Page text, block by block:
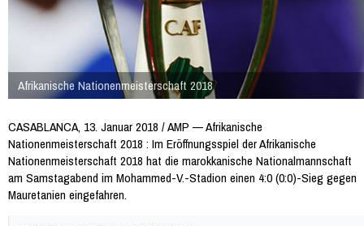
Afrikanische Nationenmeisterschaft 2018
CASABLANCA, 13. Januar 2018 / AMP — Afrikanische
Nationenmeisterschaft 2018 : Im Eröffnungsspiel der Afrikanische
Nationenmeisterschaft 2018 hat die marokkanische Nationalmannschaft
am Samstagabend im Mohammed-V.-Stadion einen 4:0 (0:0)-Sieg gegen
Mauretanien eingefahren.